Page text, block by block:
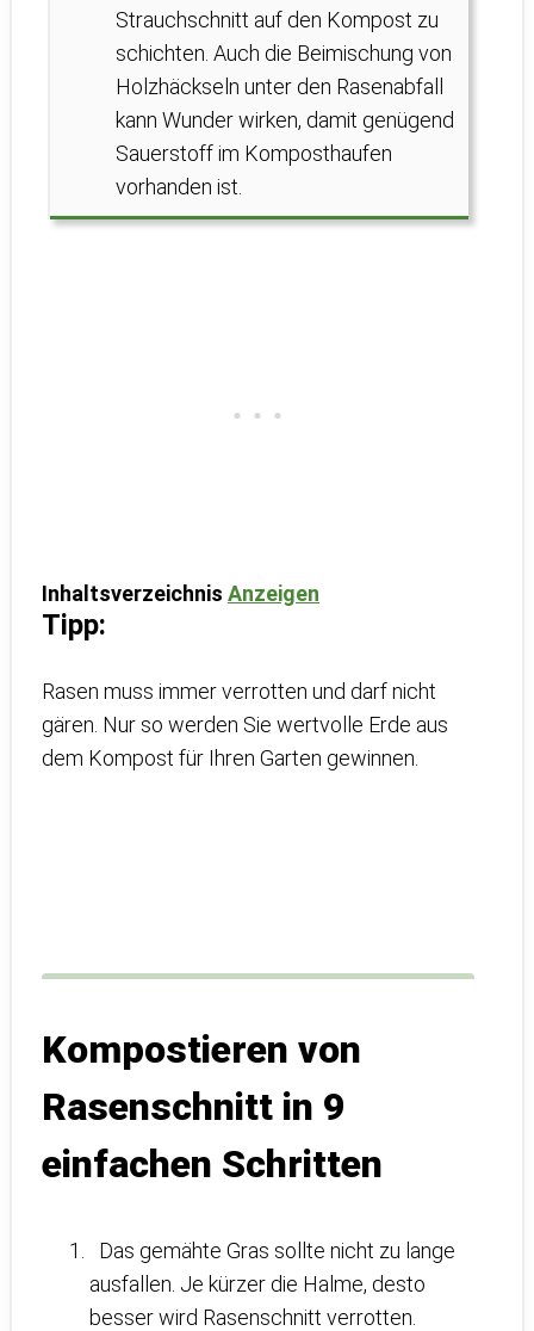
Strauchschnitt auf den Kompost zu
schichten. Auch die Beimischung von
Holzhäckseln unter den Rasenabfall
kann Wunder wirken, damit genügend
Sauerstoff im Komposthaufen
vorhanden ist.
Inhaltsverzeichnis Anzeigen
Tipp:
Rasen muss immer verrotten und darf nicht
gären. Nur so werden Sie wertvolle Erde aus
dem Kompost für Ihren Garten gewinnen.
Kompostieren von
Rasenschnitt in 9
einfachen Schritten
Das gemähte Gras sollte nicht zu lange
ausfallen. Je kürzer die Halme, desto
besser wird Rasenschnitt verrotten.